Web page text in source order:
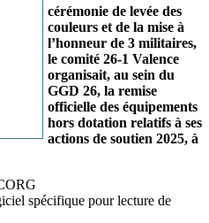
cérémonie de levée des
couleurs et de la mise à
l’honneur de 3 militaires,
le comité 26-1 Valence
organisait, au sein du
GGD 26, la remise
officielle des équipements
hors dotation relatifs à ses
actions de soutien 2025, à
spécifique pour lecture de